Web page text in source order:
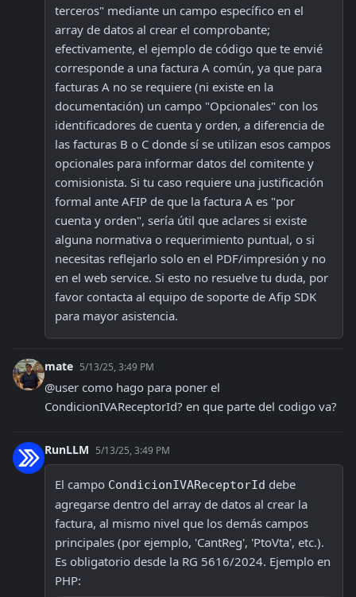
terceros" mediante un campo específico en el
array de datos al crear el comprobante;
efectivamente, el ejemplo de código que te envié
corresponde a una factura A común, ya que para
facturas A no se requiere (ni existe en la
documentación) un campo "Opcionales" con los
identificadores de cuenta y orden, a diferencia de
las facturas B o C donde sí se utilizan esos campos
opcionales para informar datos del comitente y
comisionista. Si tu caso requiere una justificación
formal ante AFIP de que la factura A es "por
cuenta y orden", sería útil que aclares si existe
alguna normativa o requerimiento puntual, o si
necesitas reflejarlo solo en el PDF/impresión y no
en el web service. Si esto no resuelve tu duda, por
favor contacta al equipo de soporte de Afip SDK
para mayor asistencia.
mate 5/13/25, 3:49 PM
@user como hago para poner el
CondicionIVAReceptorId? en que parte del codigo va?
RunLLM 5/13/25, 3:49 PM
El campo CondicionIVAReceptorId debe
agregarse dentro del array de datos al crear la
factura, al mismo nivel que los demás campos
principales (por ejemplo, 'CantReg', 'PtoVta', etc.).
Es obligatorio desde la RG 5616/2024. Ejemplo en
PHP: